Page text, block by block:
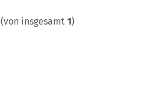
(von insgesamt 1)